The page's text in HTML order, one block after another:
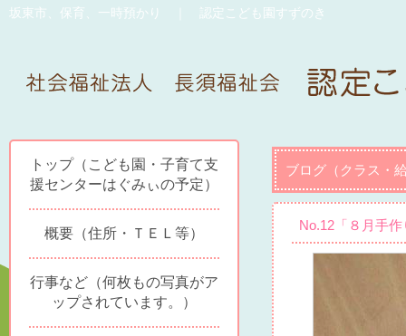
坂東市、保育、一時預かり ｜ 認定こども園すずのき
トップ（こども園・子育て支
援センターはぐみぃの予定）
概要（住所・ＴＥＬ等）
行事など（何枚もの写真がア
ップされています。）
ブログ（クラス・
No.12「８月手